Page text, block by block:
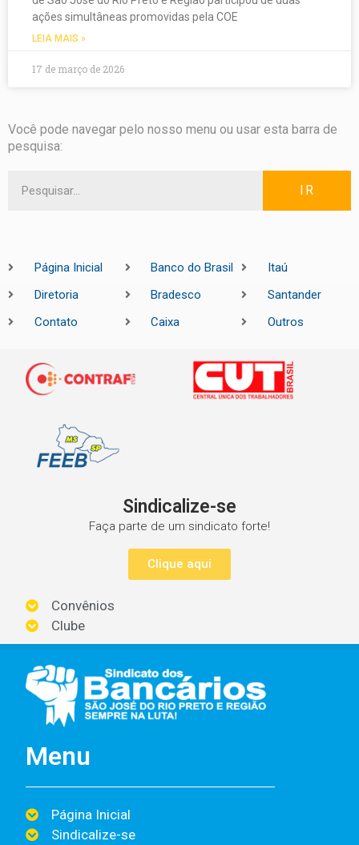
ações simultâneas promovidas pela COE
LEIA MAIS »
17 de março de 2026
Você pode navegar pelo nosso menu ou usar esta barra de
pesquisa:
IR
Página Inicial
Diretoria
Contato
Banco do Brasil
Bradesco
Caixa
Itaú
Santander
Outros
Sindicalize-se
Faça parte de um sindicato forte!
Clique aqui
Convênios
Clube
Menu
Página Inicial
Sindicalize-se